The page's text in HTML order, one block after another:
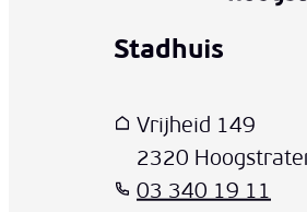
www-contact-text-
Stadhuis
Adres
Vrijheid 149
,2320
03 340 19 11
E-mail